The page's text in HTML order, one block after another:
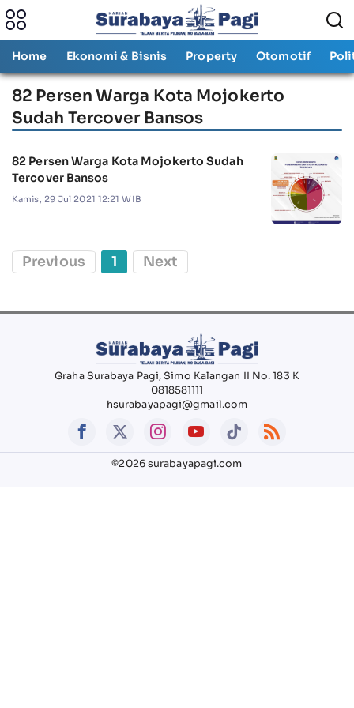
Home Ekonomi & Bisnis Property Otomotif
82 Persen Warga Kota Mojokerto
Sudah Tercover Bansos
82 Persen Warga Kota Mojokerto Sudah
Tercover Bansos
Kamis, 29 Jul 2021 12:21 WIB
Previous 1 Next
Graha Surabaya Pagi, Simo Kalangan II No. 183 K
0818581111
hsurabayapagi@gmail.com
©2026 surabayapagi.com